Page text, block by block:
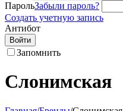
ПарольЗабыли пароль?
Создать учетную запись
Антибот
Войти
Запомнить
Слонимская